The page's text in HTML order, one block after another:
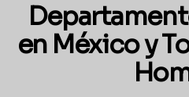
en México y